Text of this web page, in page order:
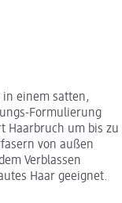
in einem satten,
Formulierung
Haarbruch um bis zu
von außen
Verblassen
Haar geeignet.